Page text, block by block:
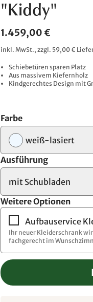
"Kiddy"
1.459,00 €
inkl. MwSt., zzgl. 59,00 €
Schiebetüren sparen Platz
Aus massivem Kiefernholz
Kindgerechtes Design mit
Farbe
weiß-lasiert
Ausführung
mit Schubladen
Weitere Optionen
Aufbauservice
Ihr neuer Kleiderschrank
fachgerecht im